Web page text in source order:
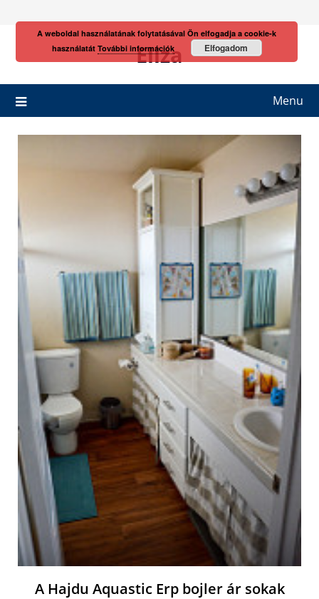
Eliza
Menu
A Hajdu Aquastic Erp bojler ár sokak
A weboldal használatának folytatásával Ön elfogadja a cookie-k
használatát További információk Elfogadom